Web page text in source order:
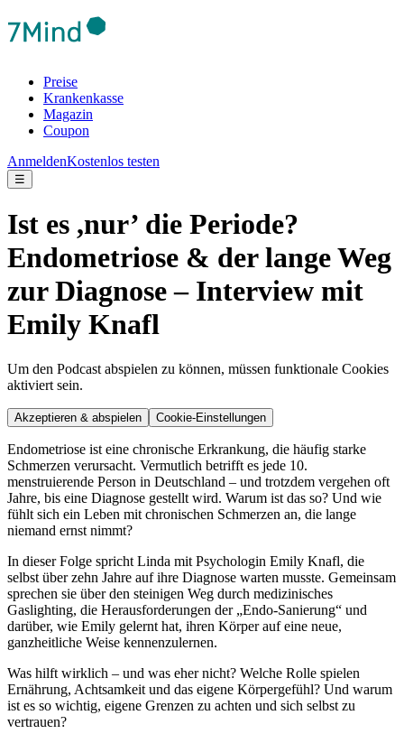
Preise
Krankenkasse
Magazin
Coupon
AnmeldenKostenlos testen
☰
Ist es ,nur’ die Periode?
Endometriose & der lange Weg
zur Diagnose – Interview mit
Emily Knafl
Um den Podcast abspielen zu können, müssen funktionale Cookies
aktiviert sein.
Akzeptieren & abspielen Cookie-Einstellungen
Endometriose ist eine chronische Erkrankung, die häufig starke
Schmerzen verursacht. Vermutlich betrifft es jede 10.
menstruierende Person in Deutschland – und trotzdem vergehen oft
Jahre, bis eine Diagnose gestellt wird. Warum ist das so? Und wie
fühlt sich ein Leben mit chronischen Schmerzen an, die lange
niemand ernst nimmt?
In dieser Folge spricht Linda mit Psychologin Emily Knafl, die
selbst über zehn Jahre auf ihre Diagnose warten musste. Gemeinsam
sprechen sie über den steinigen Weg durch medizinisches
Gaslighting, die Herausforderungen der „Endo-Sanierung“ und
darüber, wie Emily gelernt hat, ihren Körper auf eine neue,
ganzheitliche Weise kennenzulernen.
Was hilft wirklich – und was eher nicht? Welche Rolle spielen
Ernährung, Achtsamkeit und das eigene Körpergefühl? Und warum
ist es so wichtig, eigene Grenzen zu achten und sich selbst zu
vertrauen?